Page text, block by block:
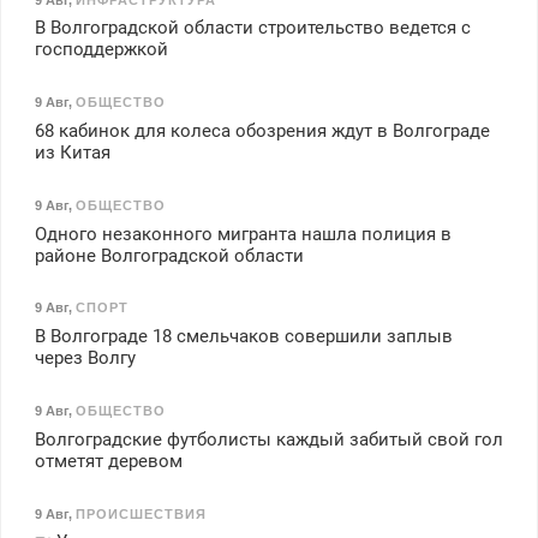
В Волгоградской области строительство ведется с
господдержкой
9 Авг, ОБЩЕСТВО
68 кабинок для колеса обозрения ждут в Волгограде
из Китая
9 Авг, ОБЩЕСТВО
Одного незаконного мигранта нашла полиция в
районе Волгоградской области
9 Авг, СПОРТ
В Волгограде 18 смельчаков совершили заплыв
через Волгу
9 Авг, ОБЩЕСТВО
Волгоградские футболисты каждый забитый свой гол
отметят деревом
9 Авг, ПРОИСШЕСТВИЯ